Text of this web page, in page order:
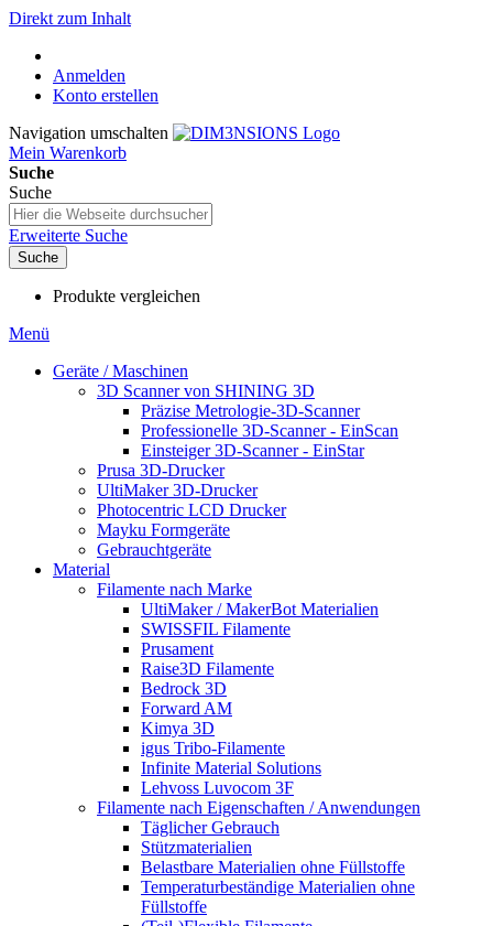
Direkt zum Inhalt
Anmelden
Konto erstellen
Navigation umschalten
Mein Warenkorb
Suche
Suche
Erweiterte Suche
Suche
Produkte vergleichen
Menü
Geräte / Maschinen
3D Scanner von SHINING 3D
Präzise Metrologie-3D-Scanner
Professionelle 3D-Scanner - EinScan
Einsteiger 3D-Scanner - EinStar
Prusa 3D-Drucker
UltiMaker 3D-Drucker
Photocentric LCD Drucker
Mayku Formgeräte
Gebrauchtgeräte
Material
Filamente nach Marke
UltiMaker / MakerBot Materialien
SWISSFIL Filamente
Prusament
Raise3D Filamente
Bedrock 3D
Forward AM
Kimya 3D
igus Tribo-Filamente
Infinite Material Solutions
Lehvoss Luvocom 3F
Filamente nach Eigenschaften / Anwendungen
Täglicher Gebrauch
Stützmaterialien
Belastbare Materialien ohne Füllstoffe
Temperaturbeständige Materialien ohne
Füllstoffe